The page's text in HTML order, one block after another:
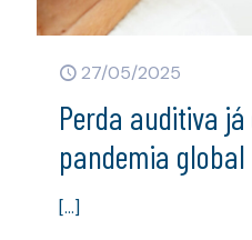
27/05/2025
Perda auditiva
pandemia global
[…]